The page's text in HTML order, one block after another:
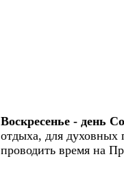
Воскресенье - день
отдыха, для духовных
проводить время на